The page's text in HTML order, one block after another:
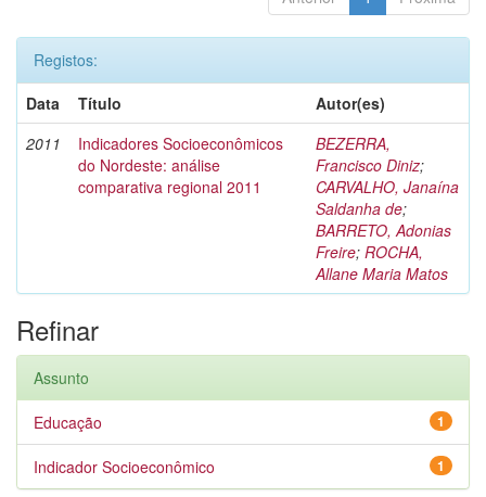
Registos:
Data
Título
Autor(es)
2011
Indicadores Socioeconômicos
do Nordeste: análise
comparativa regional 2011
BEZERRA,
Francisco Diniz;
CARVALHO, Janaína
Saldanha de;
BARRETO, Adonias
Freire; ROCHA,
Allane Maria Matos
Refinar
Assunto
1
Educação
1
Indicador Socioeconômico